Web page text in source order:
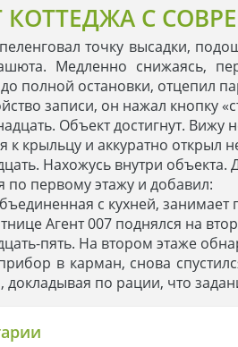
КОТТЕДЖА С
точку высадки,
Медленно снижаясь,
полной остановки, отцепил
записи, он нажал кнопку
Объект достигнут.
к крыльцу и аккуратно открыл
Нахожусь внутри
первому этажу и добавил:
с кухней,
Агент 007 поднялся на
пять. На втором этаже
в карман, снова
докладывая по рации, что